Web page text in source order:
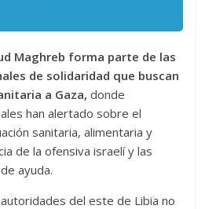
Maghreb forma parte de las
de solidaridad que buscan
a Gaza, donde
han alertado sobre el
sanitaria, alimentaria y
de la ofensiva israelí y las
ayuda.
del este de Libia no